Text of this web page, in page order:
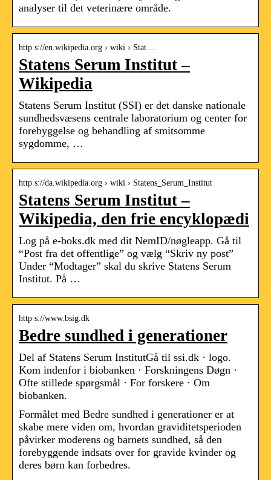
analyser til det veterinære område.
http s://en.wikipedia.org › wiki › Stat…
Statens Serum Institut –
Wikipedia
Statens Serum Institut (SSI) er det danske nationale
sundhedsvæsens centrale laboratorium og center for
forebyggelse og behandling af smitsomme
sygdomme, …
http s://da.wikipedia.org › wiki › Statens_Serum_Institut
Statens Serum Institut –
Wikipedia, den frie encyklopædi
Log på e-boks.dk med dit NemID/nøgleapp. Gå til
“Post fra det offentlige” og vælg “Skriv ny post”
Under “Modtager” skal du skrive Statens Serum
Institut. På …
http s://www.bsig.dk
Bedre sundhed i generationer
Del af Statens Serum InstitutGå til ssi.dk · logo.
Kom indenfor i biobanken · Forskningens Døgn ·
Ofte stillede spørgsmål · For forskere · Om
biobanken.
Formålet med Bedre sundhed i generationer er at
skabe mere viden om, hvordan graviditetsperioden
påvirker moderens og barnets sundhed, så den
forebyggende indsats over for gravide kvinder og
deres børn kan forbedres.